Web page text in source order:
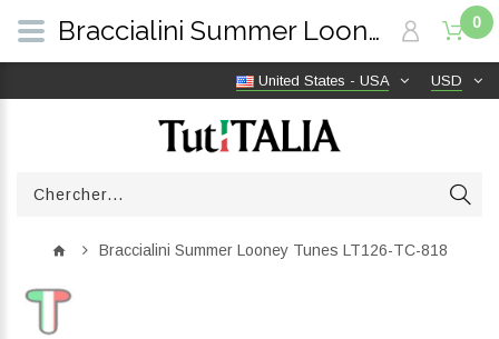
USD
United States - USA
0
Braccialini Summer Looney Tunes LT126-TC-818
Braccialini Summer Looney Tunes LT126-TC-818 | TutITALIA